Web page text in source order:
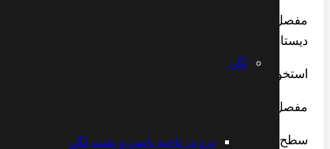
لگن
درد در ناحیه باسن و پشت لگن
مفصل بین فالانکس ها را مفصل اینترفالانژیال میگویند.
دیستال و آن را که به کف دست نزدیک تر است مفصل
استخوان متاکارپ شست با استخوان تراپزیوم Trapezium که در مچ دست قرار دارد مفصل میشود. مفصل بین این دو استخوان را
مفصل کارپو متاکارپال Carpometacarpal joint میگویند. حرکت این مفصل است که موجب میشود شست بتواند در مقابل انگشتان دیگر دست قرار گیرد.
سطح استخوان ها در محل مفاصل متاکارپوفالانژیال و